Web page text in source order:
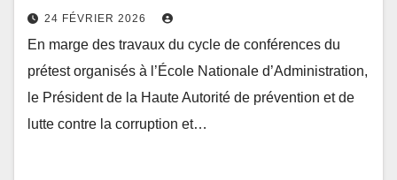
En marge des travaux du cycle de conférences du
prétest organisés à l’École Nationale d’Administration,
le Président de la Haute Autorité de prévention et de
lutte contre la corruption et…